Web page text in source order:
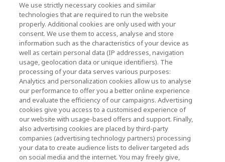
KIOXIA Holdings Corporation (Relazioni con il
Corporate / Investori)
KIOXIA Holdings Corporation Home
Relazioni con gli investitori
Informativa sulla privacy
Cookie Settings
We use strictly necessary cookies and similar
technologies that are required to run the website
properly. Additional cookies are only used with your
consent. We use them to access, analyse and store
information such as the characteristics of your device as
well as certain personal data (IP addresses, navigation
usage, geolocation data or unique identifiers). The
processing of your data serves various purposes:
Analytics and personalization cookies allow us to analyse
our performance to offer you a better online experience
and evaluate the efficiency of our campaigns. Advertising
cookies give you access to a customised experience of
our website with usage-based offers and support. Finally,
also advertising cookies are placed by third-party
companies (advertising technology partners) processing
your data to create audience lists to deliver targeted ads
on social media and the internet. You may freely give,